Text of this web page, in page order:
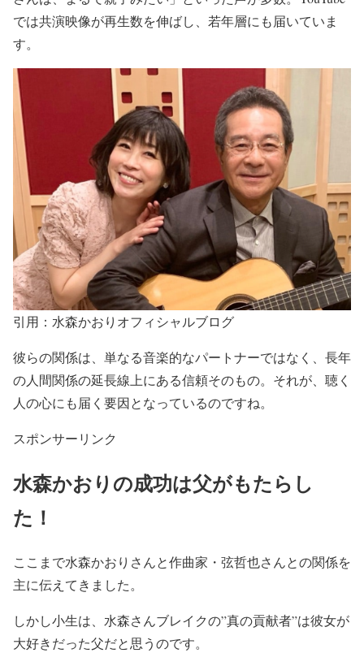
では共演映像が再生数を伸ばし、若年層にも届いていま
す。
引用：水森かおりオフィシャルブログ
彼らの関係は、単なる音楽的なパートナーではなく、 長年
の人間関係の延長線上にある信頼そのもの。それが、 聴く
人の心にも届く要因となっているのですね。
スポンサーリンク
水森かおりの成功は父がもたらし
た！
ここまで水森かおりさんと作曲家・弦哲也さんとの関係を
主に伝えてきました。
しかし小生は、 水森さんブレイクの”真の貢献者”は彼女が
大好きだった父だと思うのです。